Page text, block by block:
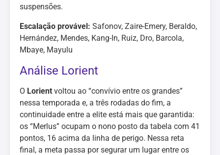
suspensões.
Escalação provável: Safonov, Zaire-Emery, Beraldo,
Hernández, Mendes, Kang-In, Ruiz, Dro, Barcola,
Mbaye, Mayulu
Análise Lorient
O Lorient voltou ao “convívio entre os grandes”
nessa temporada e, a três rodadas do fim, a
continuidade entre a elite está mais que garantida:
os “Merlus” ocupam o nono posto da tabela com 41
pontos, 16 acima da linha de perigo. Nessa reta
final, a meta passa por segurar um lugar entre os